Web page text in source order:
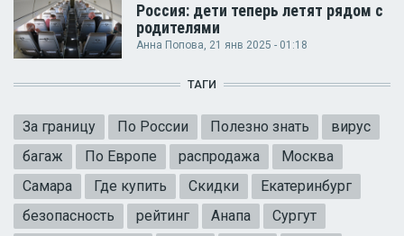
Россия: дети теперь летят рядом с
родителями
Анна Попова , 21 янв 2025 - 01:18
ТАГИ
За границу По России Полезно знать
вирус
багаж
По Европе распродажа
Москва
Самара
Где купить Скидки
Екатеринбург
безопасность
рейтинг Анапа
Сургут